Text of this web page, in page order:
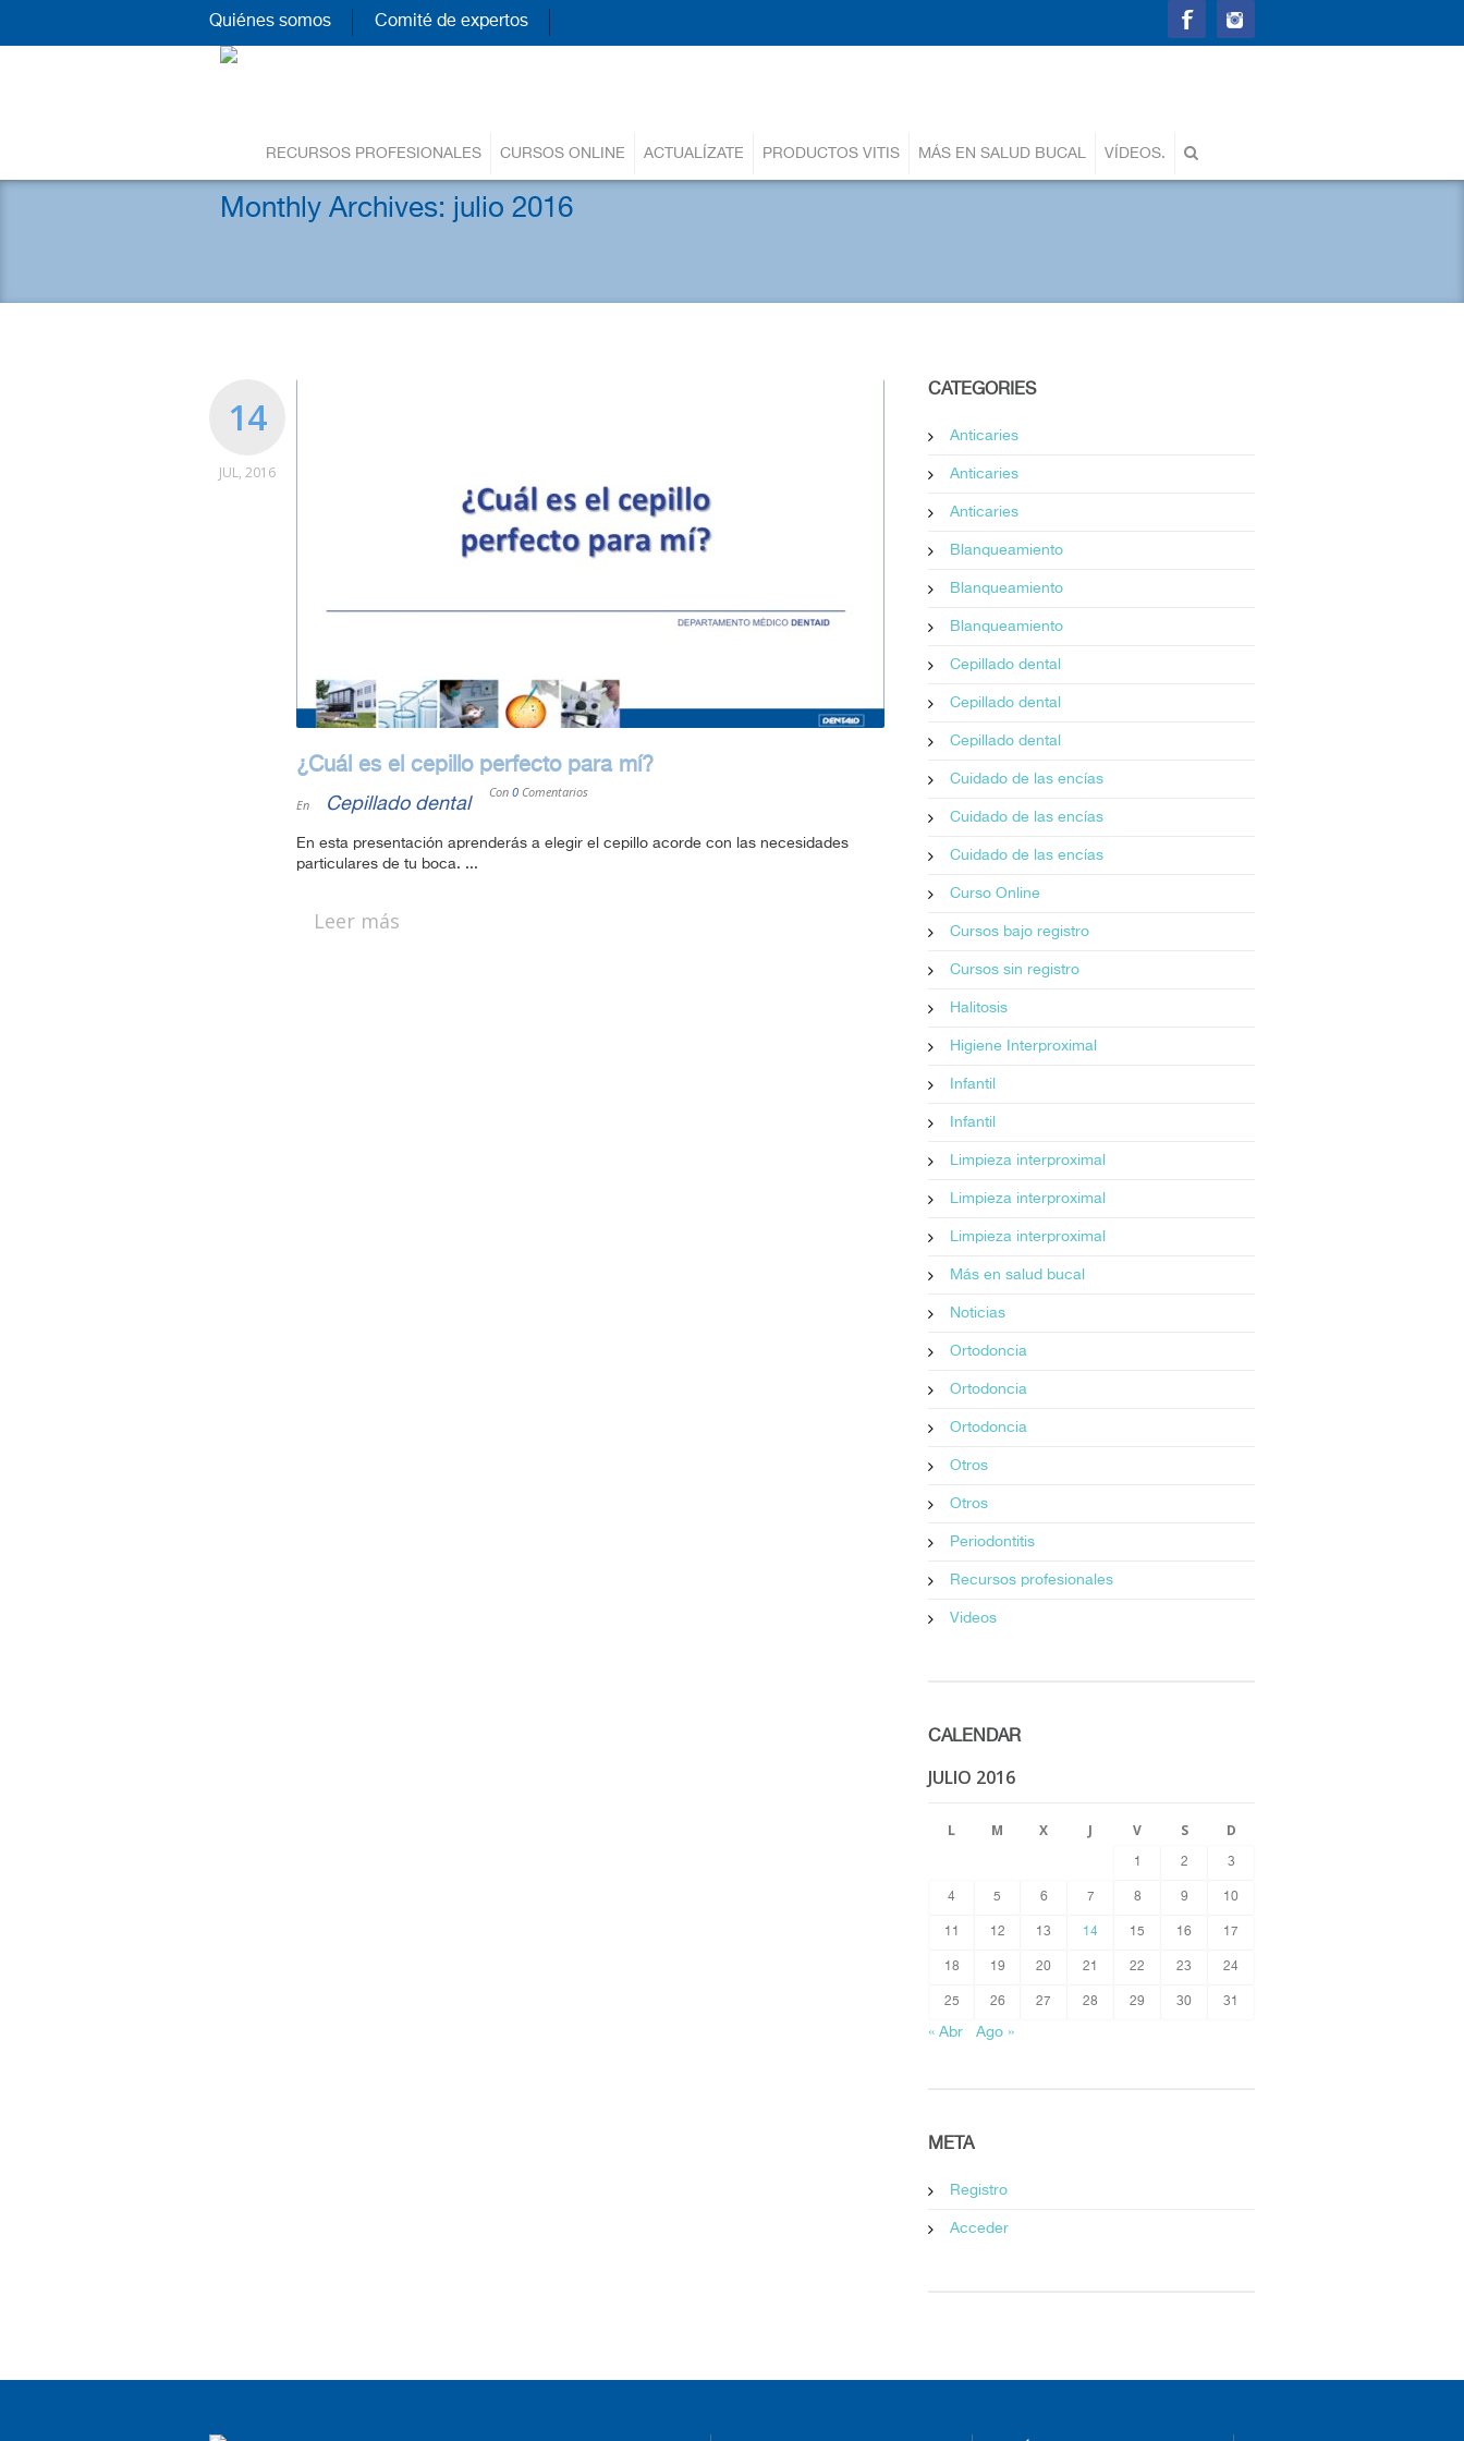
Quiénes somos Comité de expertos
RECURSOS PROFESIONALES CURSOS ONLINE ACTUALÍZATE PRODUCTOS VITIS MÁS EN SALUD BUCAL VÍDEOS.
Monthly Archives: julio 2016
14
JUL, 2016
¿Cuál es el cepillo perfecto para mí?
En Cepillado dental
Con 0 Comentarios
En esta presentación aprenderás a elegir el cepillo acorde con las necesidades
particulares de tu boca. ...
Leer más
CATEGORIES
Anticaries
Anticaries
Anticaries
Blanqueamiento
Blanqueamiento
Blanqueamiento
Cepillado dental
Cepillado dental
Cepillado dental
Cuidado de las encías
Cuidado de las encías
Cuidado de las encías
Curso Online
Cursos bajo registro
Cursos sin registro
Halitosis
Higiene Interproximal
Infantil
Infantil
Limpieza interproximal
Limpieza interproximal
Limpieza interproximal
Más en salud bucal
Noticias
Ortodoncia
Ortodoncia
Ortodoncia
Otros
Otros
Periodontitis
Recursos profesionales
Videos
CALENDAR
JULIO 2016
L M X J V S D
1 2 3
4 5 6 7 8 9 10
11 12 13 14 15 16 17
18 19 20 21 22 23 24
25 26 27 28 29 30 31
« Abr Ago »
META
Registro
Acceder